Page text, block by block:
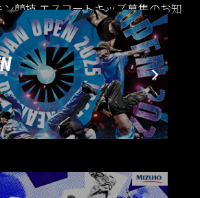
競技 エスコートキッズ募集のお知